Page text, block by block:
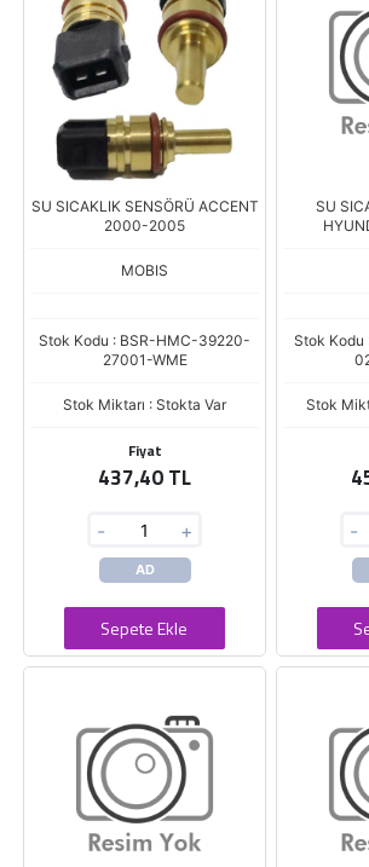
SU SICAKLIK SENSÖRÜ ACCENT
2000-2005
MOBIS
Stok Kodu : BSR-HMC-39220-
27001-WME
Stok Miktarı : Stokta Var
Fiyat
437,40 TL
- +
AD
Sepete Ekle
SU
Stok Kodu
Stok
-